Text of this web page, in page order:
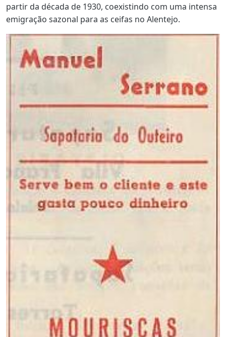
partir da década de 1930, coexistindo com uma intensa
emigração sazonal para as ceifas no Alentejo.